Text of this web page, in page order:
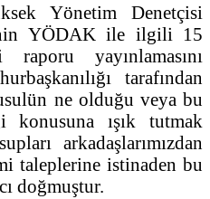
Yönetim Denetçisi
YÖDAK ile ilgili 15
yayınlamasını
tarafından
ne olduğu veya bu
konusuna ışık tutmak
arkadaşlarımızdan
taleplerine istinaden bu
doğmuştur.